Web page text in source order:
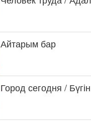
Айтарым бар
Город сегодня /